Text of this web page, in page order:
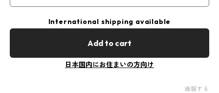
International shipping available
Add to cart
日本国内にお住まいの方向け
通報する